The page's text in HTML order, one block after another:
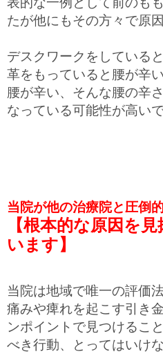
たが他にもその方々で原
デスクワークをしている
革をもっていると腰が辛
腰が辛い、そんな腰の辛
なっている可能性が高いで
当院が他の治療院と圧倒
【根本的な原因を
います】
当院は地域で唯一の評価
痛みや痺れを起こす引き
ンポイントで見つけるこ
べき行動、とってはいけ